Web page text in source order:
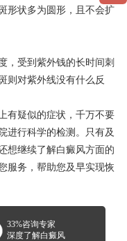
形状多为圆形，且不会扩
受到紫外钱的长时间刺
则对紫外线没有什么反
有疑似的症状，千万不要
进行科学的检测。只有及
想继续了解白癜风方面的
服务，帮助您及早实现恢
33%咨询专家
深度了解白癜风